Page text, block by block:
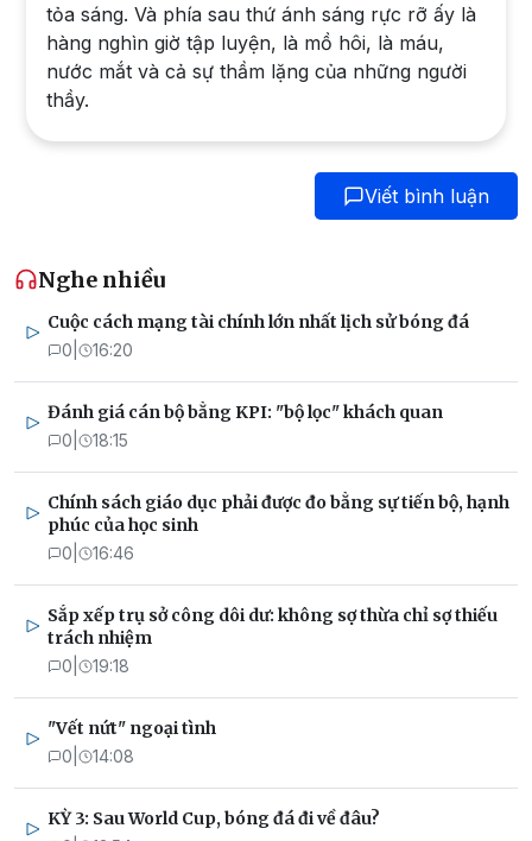
tỏa sáng. Và phía sau thứ ánh sáng rực rỡ ấy là
hàng nghìn giờ tập luyện, là mồ hôi, là máu,
nước mắt và cả sự thầm lặng của những người
thầy.
Viết bình luận
Nghe nhiều
Cuộc cách mạng tài chính lớn nhất lịch sử bóng đá
0 16:20
Đánh giá cán bộ bằng KPI: "bộ lọc" khách quan
0 18:15
Chính sách giáo dục phải được đo bằng sự tiến bộ, hạnh
phúc của học sinh
0 16:46
Sắp xếp trụ sở công dôi dư: không sợ thừa chỉ sợ thiếu
trách nhiệm
0 19:18
"Vết nứt" ngoại tình
0 14:08
KỲ 3: Sau World Cup, bóng đá đi về đâu?